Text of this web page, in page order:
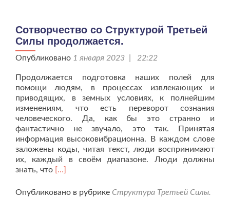
Сотворчество со Структурой Третьей
Силы продолжается.
Опубликовано 1 января 2023 | 22:22
Продолжается подготовка наших полей для
помощи людям, в процессах извлекающих и
приводящих, в земных условиях, к полнейшим
изменениям, что есть переворот сознания
человеческого. Да, как бы это странно и
фантастично не звучало, это так. Принятая
информация высоковибрационна. В каждом слове
заложены коды, читая текст, люди воспринимают
их, каждый в своём диапазоне. Люди должны
знать, что Читать
проСотворчество
[…]
Опубликовано в рубрике Структура Третьей Силы.